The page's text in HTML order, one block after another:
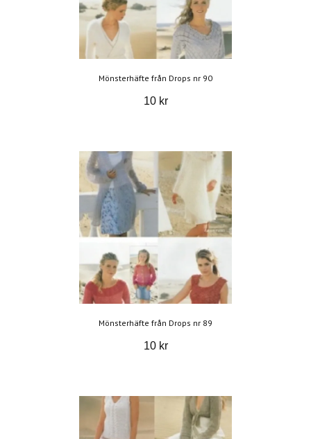
Mönsterhäfte från Drops nr 90
10 kr
Mönsterhäfte från Drops nr 89
10 kr